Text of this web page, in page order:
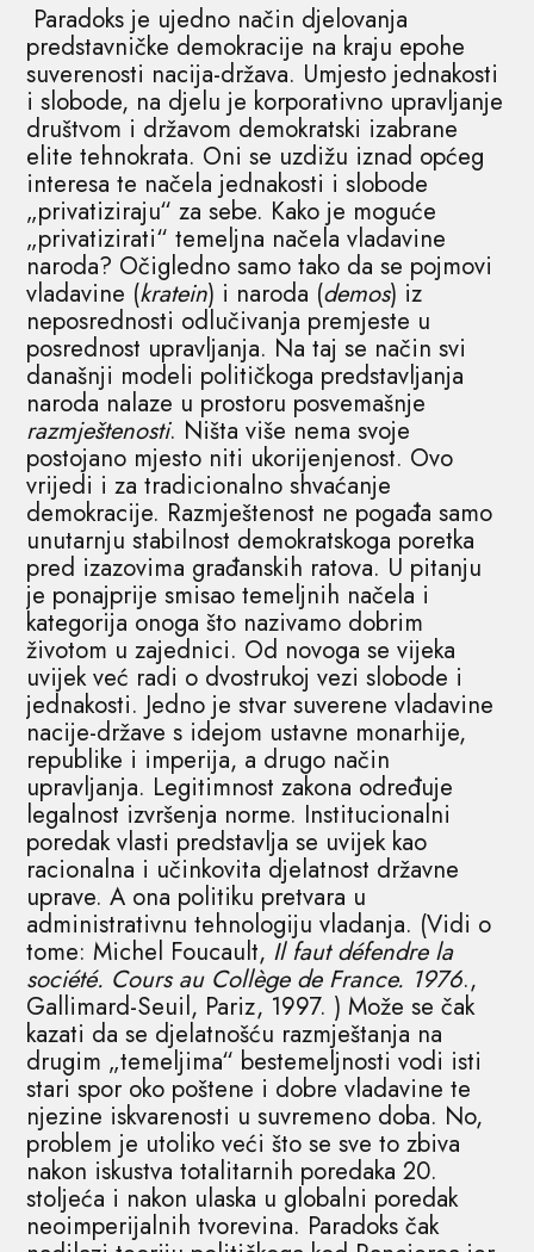
Paradoks je ujedno način djelovanja
predstavničke demokracije na kraju epohe
suverenosti nacija-država. Umjesto jednakosti
i slobode, na djelu je korporativno upravljanje
društvom i državom demokratski izabrane
elite tehnokrata. Oni se uzdižu iznad općeg
interesa te načela jednakosti i slobode
„privatiziraju“ za sebe. Kako je moguće
„privatizirati“ temeljna načela vladavine
naroda? Očigledno samo tako da se pojmovi
vladavine (kratein) i naroda (demos) iz
neposrednosti odlučivanja premjeste u
posrednost upravljanja. Na taj se način svi
današnji modeli političkoga predstavljanja
naroda nalaze u prostoru posvemašnje
razmještenosti. Ništa više nema svoje
postojano mjesto niti ukorijenjenost. Ovo
vrijedi i za tradicionalno shvaćanje
demokracije. Razmještenost ne pogađa samo
unutarnju stabilnost demokratskoga poretka
pred izazovima građanskih ratova. U pitanju
je ponajprije smisao temeljnih načela i
kategorija onoga što nazivamo dobrim
životom u zajednici. Od novoga se vijeka
uvijek već radi o dvostrukoj vezi slobode i
jednakosti. Jedno je stvar suverene vladavine
nacije-države s idejom ustavne monarhije,
republike i imperija, a drugo način
upravljanja. Legitimnost zakona određuje
legalnost izvršenja norme. Institucionalni
poredak vlasti predstavlja se uvijek kao
racionalna i učinkovita djelatnost državne
uprave. A ona politiku pretvara u
administrativnu tehnologiju vladanja. (Vidi o
tome: Michel Foucault, Il faut défendre la
société. Cours au Collège de France. 1976.,
Gallimard-Seuil, Pariz, 1997. ) Može se čak
kazati da se djelatnošću razmještanja na
drugim „temeljima“ bestemeljnosti vodi isti
stari spor oko poštene i dobre vladavine te
njezine iskvarenosti u suvremeno doba. No,
problem je utoliko veći što se sve to zbiva
nakon iskustva totalitarnih poredaka 20.
stoljeća i nakon ulaska u globalni poredak
neoimperijalnih tvorevina. Paradoks čak